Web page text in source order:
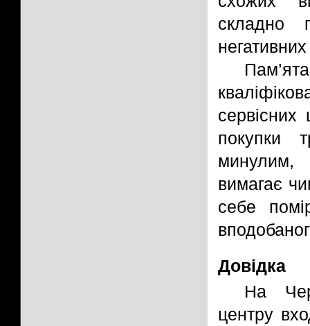
складно
негативних
покупки
минулим,
вимагає
себе
Довідка
На
центру